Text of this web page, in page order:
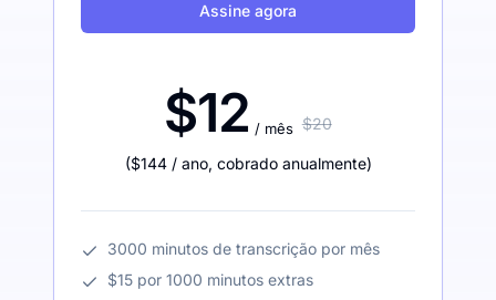
Assine agora
$12 / mês $20
($144 / ano, cobrado anualmente)
3000 minutos de transcrição por mês
$15 por 1000 minutos extras